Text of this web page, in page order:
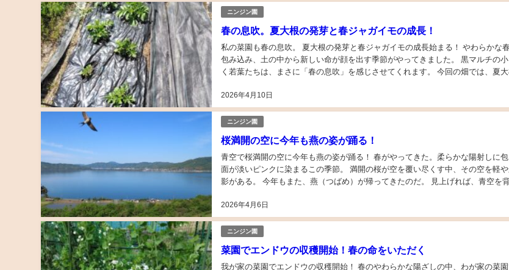
ニンジン園
春の息吹。夏大根の発芽と春ジャガイモの成長！
2026年4月10日
私の菜園も春の息吹。 夏大根の発芽と春ジャガイモの成長始まる！ やわらかな春の日差しが畑を
包み込み、土の中から新しい命が顔を出す季節がやってきました。 黒マルチの
く若葉たちは、まさに「春の息吹」を感じさせてくれます。 今回の畑では、夏大
ニンジン園
桜満開の空に今年も燕の姿が踊る！
2026年4月6日
青空で桜満開の空に今年も燕の姿が踊る！ 春がやってきた。柔らかな陽射しに
面が淡いピンクに染まるこの季節。 満開の桜が空を覆い尽くす中、その空を軽
影がある。 今年もまた、燕（つばめ）が帰ってきたのだ。 見上げれば、青空を
ニンジン園
菜園でエンドウの収穫開始！春の命をいただく
我が家の菜園でエンドウの収穫開始！ 春のやわらかな陽ざしの中、わが家の菜